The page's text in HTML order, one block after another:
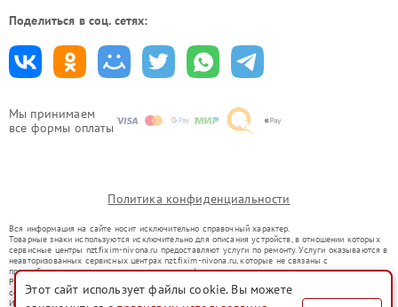
Мы принимаем
все формы оплаты
Поделиться в соц. сетях:
Политика конфиденциальности
Вся информация на сайте носит исключительно справочный характер.
Товарные знаки используются исключительно для описания устройств, в отношении которых
сервисные центры nzt.fixim-nivona.ru предоставляют услуги по ремонту. Услуги оказываются в
неавторизованных сервисных центрах nzt.fixim-nivona.ru, которые не связаны с
правообладателями товарных знаков или их официальными представителями.
Ремонт осуществляется для устройств, уже введенных в гражданский оборот в соответствии
со статьей 1487 ГК РФ.
Использование товарных знаков не преследует цели индивидуализации услуг или введения
Этот сайт использует файлы cookie. Вы можете